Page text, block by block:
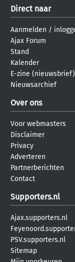
Direct naar
Aanmelden /
Ajax Forum
Stand
Kalender
E-zine (nieuwsbrief)
Nieuwsarchief
Over ons
Voor webmasters
Disclaimer
Privacy
Adverteren
Partnerberichten
Contact
Supporters.nl
Ajax.supporters.nl
PSV.supporters.nl
Sitemap